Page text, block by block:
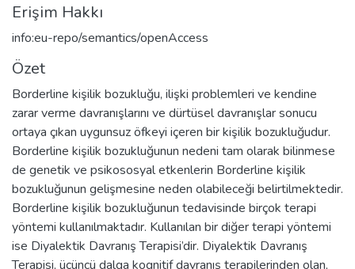
Erişim Hakkı
info:eu-repo/semantics/openAccess
Özet
Borderline kişilik bozukluğu, ilişki problemleri ve kendine
zarar verme davranışlarını ve dürtüsel davranışlar sonucu
ortaya çıkan uygunsuz öfkeyi içeren bir kişilik bozukluğudur.
Borderline kişilik bozukluğunun nedeni tam olarak bilinmese
de genetik ve psikososyal etkenlerin Borderline kişilik
bozukluğunun gelişmesine neden olabileceği belirtilmektedir.
Borderline kişilik bozukluğunun tedavisinde birçok terapi
yöntemi kullanılmaktadır. Kullanılan bir diğer terapi yöntemi
ise Diyalektik Davranış Terapisi’dir. Diyalektik Davranış
Terapisi, üçüncü dalga kognitif davranış terapilerinden olan,